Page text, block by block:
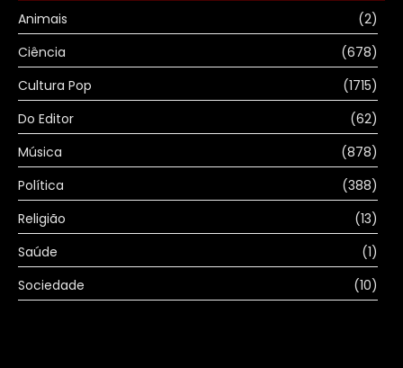
Animais
(2)
Ciência
(678)
Cultura Pop
(1715)
Do Editor
(62)
Música
(878)
Política
(388)
Religião
(13)
Saúde
(1)
Sociedade
(10)